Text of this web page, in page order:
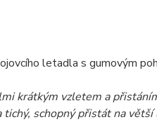
letadla s gumovým
krátkým vzletem a
schopný přistát na